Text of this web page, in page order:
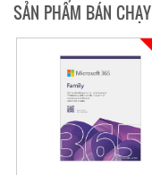
SẢN PHẨM BÁN CHẠY